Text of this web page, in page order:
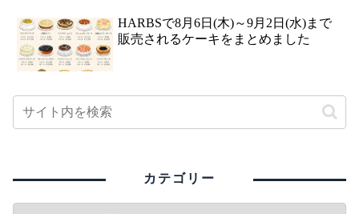
HARBSで8月6日(木)～9月2日(水)まで
販売されるケーキをまとめました
カテゴリー